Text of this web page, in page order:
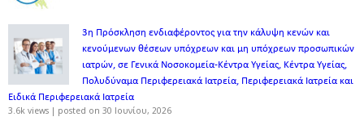
3η Πρόσκληση ενδιαφέροντος για την κάλυψη κενών και
κενούμενων θέσεων υπόχρεων και μη υπόχρεων προσωπικών
ιατρών, σε Γενικά Νοσοκομεία-Κέντρα Υγείας, Κέντρα Υγείας,
Πολυδύναμα Περιφερειακά Ιατρεία, Περιφερειακά Ιατρεία και
Ειδικά Περιφερειακά Ιατρεία
3.6k views | posted on 30 Ιουνίου, 2026